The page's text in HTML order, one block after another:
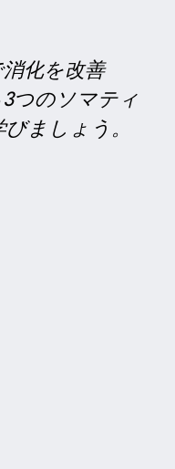
化を改善
つのソマティ
ましょう。